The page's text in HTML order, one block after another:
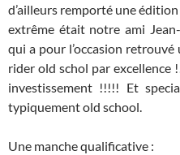
d’ailleurs remporté une
extrême était notre ami
qui a pour l’occasion
rider old schol par excellence
investissement !!!!! Et
typiquement old school.
Une manche qualificative :